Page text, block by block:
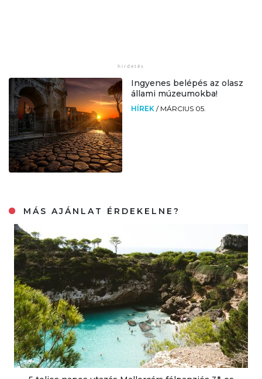
Ingyenes belépés az olasz
állami múzeumokba!
HÍREK / MÁRCIUS 05.
MÁS AJÁNLAT ÉRDEKELNE?